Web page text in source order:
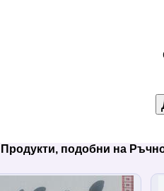
Продукти, подобни на